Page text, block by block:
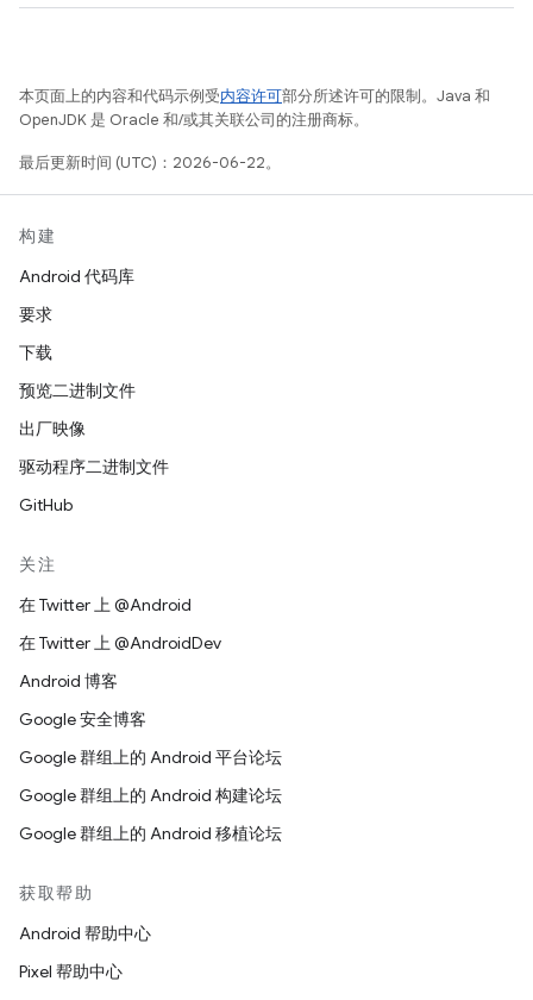
本页面上的内容和代码示例受内容许可部分所述许可的限制。Java 和
OpenJDK 是 Oracle 和/或其关联公司的注册商标。
最后更新时间 (UTC)：2026-06-22。
构建
Android 代码库
要求
下载
预览二进制文件
出厂映像
驱动程序二进制文件
GitHub
关注
在 Twitter 上 @Android
在 Twitter 上 @AndroidDev
Android 博客
Google 安全博客
Google 群组上的 Android 平台论坛
Google 群组上的 Android 构建论坛
Google 群组上的 Android 移植论坛
获取帮助
Android 帮助中心
Pixel 帮助中心